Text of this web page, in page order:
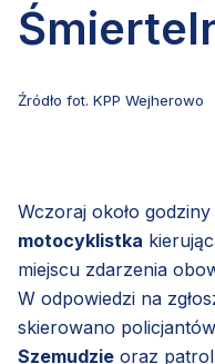
Źródło fot. KPP Wejherowo
Wczoraj około
motocyklistka
miejscu zdarzenia
W odpowiedzi na
skierowano
Szemudzie oraz